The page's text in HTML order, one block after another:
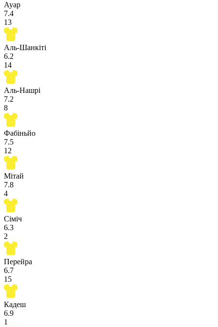
Ауар
7.4
13
Аль-Шанкіті
6.2
14
Аль-Нашрі
7.2
8
Фабіньйо
7.5
12
Мітай
7.8
4
Сіміч
6.3
2
Перейра
6.7
15
Кадеш
6.9
1